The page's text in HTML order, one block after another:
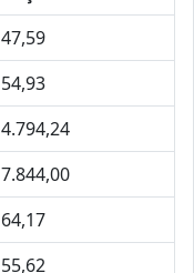
47,59
54,93
4.794,24
7.844,00
64,17
55,62